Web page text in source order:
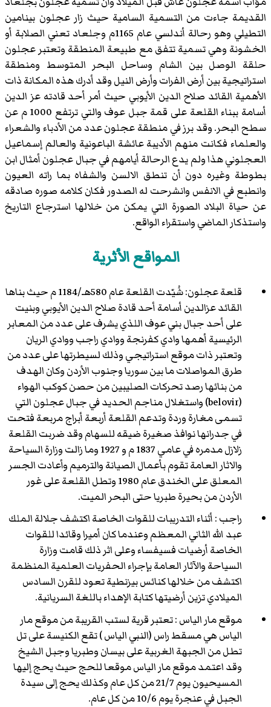
القديمة جاءت من التسمية السامية حيث زار عجلون بينامين
التطيلي وهو رحالة أندلسي عام 1165م وجلعاد تعني الصلابة أو
الخشونة وهي تسمية تتفق مع طبيعة المنطقة وتعتبر عجلون
حلقة الوصل بين الشام وساحل البحر المتوسط ومنطقة
استراتيجية بين أرض الفرات وأرض النيل وقد أدرك هذه المكانة ذات
الأهمية القائد صلاح الدين الأيوبي حيث أمر أحد قادته عز الدين
أسامة ببناء القلعة على قمة جبل عوف والتي ترتفع 1000 م عن
سطح البحر. وقد برز في منطقة عجلون عدد من الأدباء والشعراء
والعلماء فكانت منهم الأديبة عائشة الباعونية والعالم إسماعيل
العجلوني هذا ولم يدع الرحالة أيامهم في جبال عجلون أمثال ابن
بطوطة وغيره دون أن تنطق الالسن والشفاه بما راته العيون
وانطبع في الانفس وانشرحت له الصدور فكان كلامه صوره صادقه
عن حياة البلاد الصورة التي يمكن من خلالها استرجاع التاريخ
واستذكار الماضي واستقراء الواقع.
المواقع الأثرية
قلعة عجلون: شُيّدت القلعة عام 580هـ/1184 م حيث بناها
القائد عزالدين أسامة أحد قادة صلاح الدين الأيوبي وبنيت
على أحد جبال بني عوف اللذي يشرف على عدد من المعابر
الرئيسية أهمها وادي كفرنجة ووادي راجب ووادي الريان
وتعتبر ذات موقع استراتيجي وذلك لسيطرتها على عدد من
طرق المواصلات ما بين سوريا وجنوب الأردن وكان الهدف
من بنائها رصد تحركات الصليبين من حصن كوكب الهواء
(belovir) واستغلال مناجم الحديد في جبال عجلون التي
تسمى مغارة وردة وتدعم القلعة أربعة أبراج مربعة فتحت
في جدرانها نوافذ صغيرة ضيقه للسهام وقد ضربت القلعة
زلازل مدمره في عامي 1837 م و 1927 وما زالت وزارة السياحة
والاثار العامة تقوم بأعمال الصيانة والترميم وأعادت الجسر
المعلق على الخندق عام 1980 وتطل القلعة على غور
الأردن من بحيرة طبريا حتى البحر الميت.
راجب : أثناء التدريبات للقوات الخاصة اكتشف جلالة الملك
عبد الله الثاني المعظم وعندما كان أميرا وقائدا للقوات
الخاصة أرضيات فسيفساء وعلى اثر ذلك قامت وزارة
السياحة والآثار العامة بإجراء الحفريات العلمية المنظمة
اكتشف من خلالها كنائس بيزنطية تعود للقرن السادس
الميلادي تزين أرضيتها كتابة الإهداء باللغة السريانية.
موقع مار الياس : تعتبر قرية لستب القريبة من موقع مار
الياس هي مسقط راس (النبي الياس ) تقع الكنيسة على تل
تطل من الجبهة الغربية على بيسان وطبريا وجبل الشيخ
وقد اعتمد موقع مار الياس موقعا للحج حيث يحج إليها
المسيحيون يوم 21/7 من كل عام وكذلك يحج إلى سيدة
الجبل في عنجرة يوم 10/6 من كل عام.